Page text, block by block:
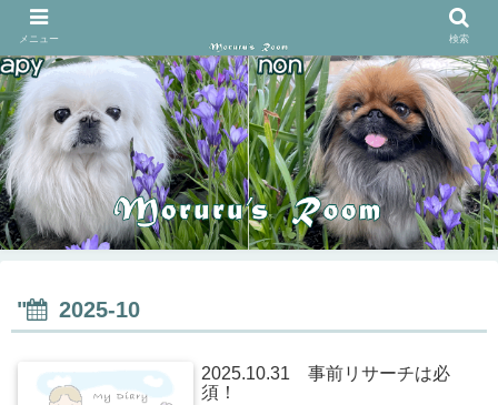
" 2025-10
2025.10.31 事前リサーチは必
須！
メニュー 検索